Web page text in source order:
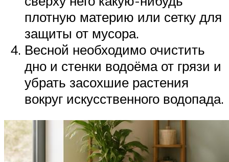
плотную материю или сетку для
защиты от мусора.
Весной необходимо очистить
дно и стенки водоёма от грязи и
убрать засохшие растения
вокруг искусственного водопада.